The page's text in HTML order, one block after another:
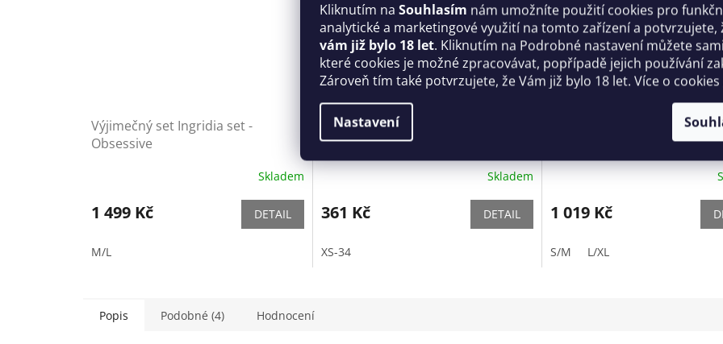
Kliknutím na Souhlasím nám umožníte použití cookies pro
analytické a marketingové využití na tomto zařízení a potvrzujete,
vám již bylo 18 let. Kliknutím na Podrobné nastavení můžete
které cookies je možné zpracovávat, popřípadě jejich používání
Zároveň tím také potvrzujete, že Vám již bylo 18 let. Více o cookies
Nastavení
Výjimečný set Ingridia set -
Obsessive
Skladem
1 499 Kč DETAIL
M/L
578 Kč
Dámské tanga V-11055 Růžová -
Axami
Skladem
361 Kč DETAIL
XS-34
Saténový set Rubinesa set -
1 019 Kč
S/M L/XL
Popis Podobné (4) Hodnocení